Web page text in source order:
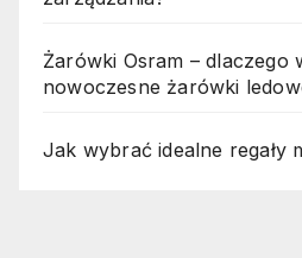
Żarówki Osram – dlaczego
nowoczesne żarówki
Jak wybrać idealne regały